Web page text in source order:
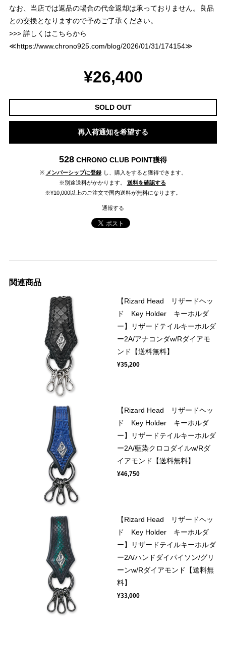
なお、当店では返品の場合の代金返却は承っておりません。良品
との交換となりますので予めご了承ください。
>>> 詳しくはこちらから
≪https://www.chrono925.com/blog/2026/01/31/174154≫
¥26,400
SOLD OUT
再入荷通知を希望する
528 CHRONO CLUB POINT獲得
※ メンバーシップに登録 し、購入をすると獲得できます。
※別途送料がかかります。
送料を確認する
※¥10,000以上のご注文で国内送料が無料になります。
通報する
関連商品
【Rizard Head リザードヘッ
ド Key Holder キーホルダ
ー】リザードテイルキーホルダ
ー2A/アナコンダw/Rダイアモ
ンド【送料無料】
¥35,200
【Rizard Head リザードヘッ
ド Key Holder キーホルダ
ー】リザードテイルキーホルダ
ー2A/藍染クロコダイルw/Rダ
イアモンド【送料無料】
¥46,750
【Rizard Head リザードヘッ
ド Key Holder キーホルダ
ー】リザードテイルキーホルダ
ー2A/ハンドダイパイソン/グリ
ーンw/Rダイアモンド【送料無
料】
¥33,000